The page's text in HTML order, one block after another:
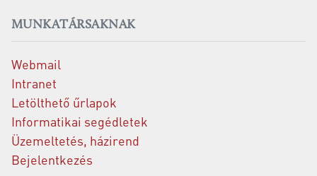
MUNKATÁRSAKNAK
Webmail
Intranet
Letölthető űrlapok
Informatikai segédletek
Üzemeltetés, házirend
Bejelentkezés